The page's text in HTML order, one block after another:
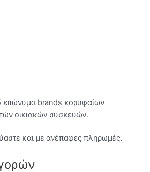
επώνυμα brands κορυφαίων
οικιακών συσκευών.
και με ανέπαφες πληρωμές.